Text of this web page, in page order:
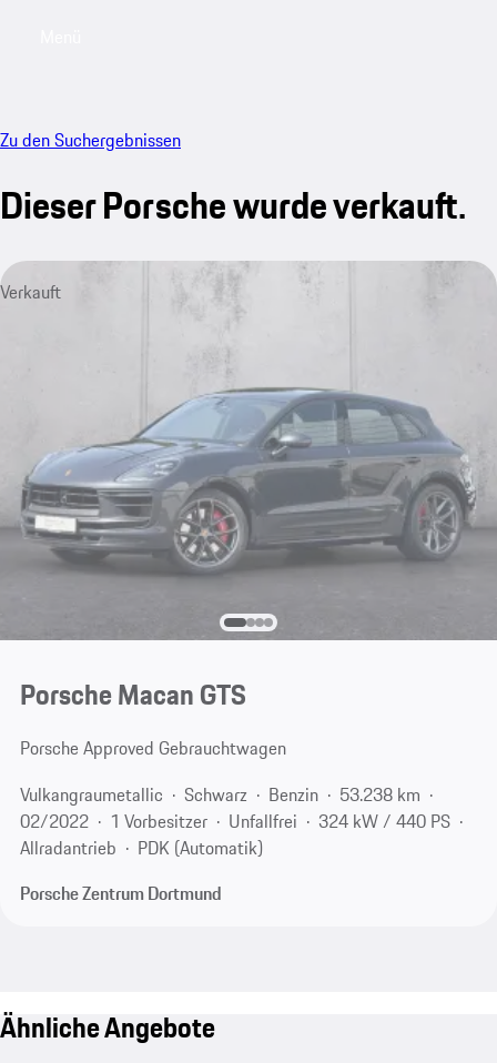
Zu den Suchergebnissen
Dieser Porsche wurde verkauft.
Verkauft
Porsche Macan GTS
Porsche Approved Gebrauchtwagen
Vulkangraumetallic
Schwarz Benzin
53.238 km
02/2022
1 Vorbesitzer Unfallfrei
324 kW / 440 PS
Allradantrieb
PDK (Automatik)
Porsche Zentrum Dortmund
Ähnliche Angebote